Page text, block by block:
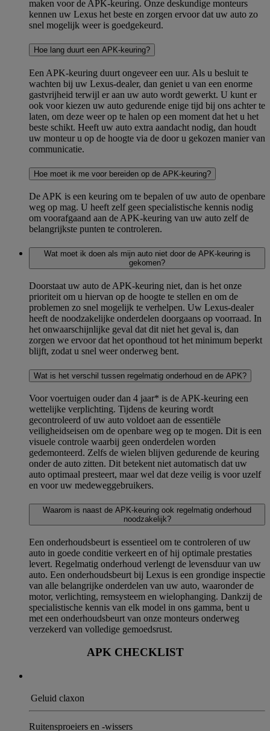
maken voor de APK-keuring. Onze deskundige monteurs
kennen uw Lexus het beste en zorgen ervoor dat uw auto zo
snel mogelijk weer is goedgekeurd.
Hoe lang duurt een APK-keuring?
Een APK-keuring duurt ongeveer een uur. Als u besluit te
wachten bij uw Lexus-dealer, dan geniet u van een enorme
gastvrijheid terwijl er aan uw auto wordt gewerkt. U kunt er
ook voor kiezen uw auto gedurende enige tijd bij ons achter te
laten, om deze weer op te halen op een moment dat het u het
beste schikt. Heeft uw auto extra aandacht nodig, dan houdt
uw monteur u op de hoogte via de door u gekozen manier van
communicatie.
Hoe moet ik me voor bereiden op de APK-keuring?
De APK is een keuring om te bepalen of uw auto de openbare
weg op mag. U heeft zelf geen specialistische kennis nodig
om voorafgaand aan de APK-keuring van uw auto zelf de
belangrijkste punten te controleren.
Wat moet ik doen als mijn auto niet door de APK-keuring is
gekomen?
Doorstaat uw auto de APK-keuring niet, dan is het onze
prioriteit om u hiervan op de hoogte te stellen en om de
problemen zo snel mogelijk te verhelpen. Uw Lexus-dealer
heeft de noodzakelijke onderdelen doorgaans op voorraad. In
het onwaarschijnlijke geval dat dit niet het geval is, dan
zorgen we ervoor dat het oponthoud tot het minimum beperkt
blijft, zodat u snel weer onderweg bent.
Wat is het verschil tussen regelmatig onderhoud en de APK?
Voor voertuigen ouder dan 4 jaar* is de APK-keuring een
wettelijke verplichting. Tijdens de keuring wordt
gecontroleerd of uw auto voldoet aan de essentiële
veiligheidseisen om de openbare weg op te mogen. Dit is een
visuele controle waarbij geen onderdelen worden
gedemonteerd. Zelfs de wielen blijven gedurende de keuring
onder de auto zitten. Dit betekent niet automatisch dat uw
auto optimaal presteert, maar wel dat deze veilig is voor uzelf
en voor uw medeweggebruikers.
Waarom is naast de APK-keuring ook regelmatig onderhoud
noodzakelijk?
Een onderhoudsbeurt is essentieel om te controleren of uw
auto in goede conditie verkeert en of hij optimale prestaties
levert. Regelmatig onderhoud verlengt de levensduur van uw
auto. Een onderhoudsbeurt bij Lexus is een grondige inspectie
van alle belangrijke onderdelen van uw auto, waaronder de
motor, verlichting, remsysteem en wielophanging. Dankzij de
specialistische kennis van elk model in ons gamma, bent u
met een onderhoudsbeurt van onze monteurs onderweg
verzekerd van volledige gemoedsrust.
APK CHECKLIST
Geluid claxon
Ruitensproeiers en -wissers